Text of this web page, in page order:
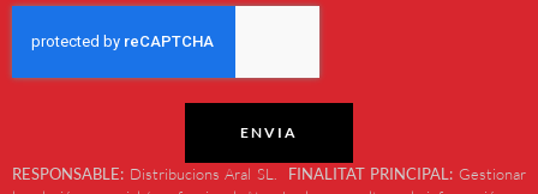
ENVIA
RESPONSABLE: Distribucions Aral SL. FINALITAT PRINCIPAL: Gestionar